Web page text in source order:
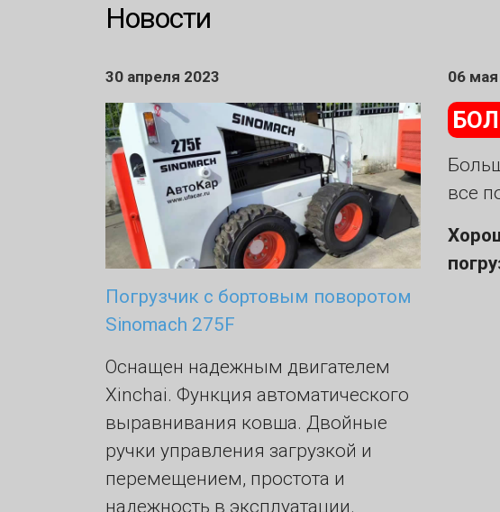
Новости
30 апреля 2023
Погрузчик с бортовым поворотом
Sinomach 275F
Оснащен надежным двигателем
Xinchai. Функция автоматического
выравнивания ковша. Двойные
ручки управления загрузкой и
перемещением, простота и
надежность в эксплуатации.
06
все